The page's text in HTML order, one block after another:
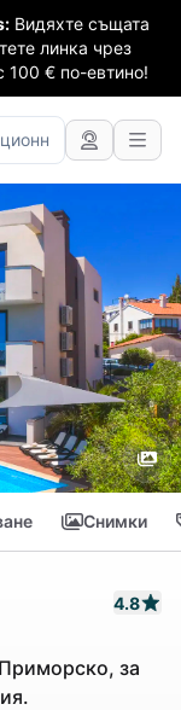
Видяхте същата
линка чрез
100 € по-евтино!
Снимки
4.8
за